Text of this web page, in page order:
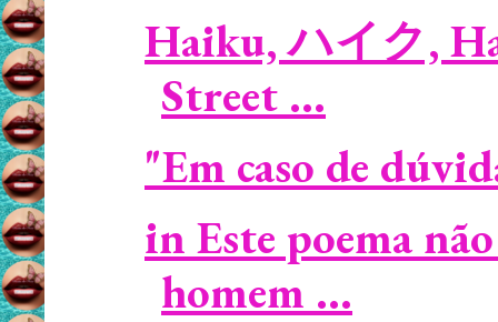
Haiku, ハイク,
Street ...
"Em caso de
in Este poema
homem ...